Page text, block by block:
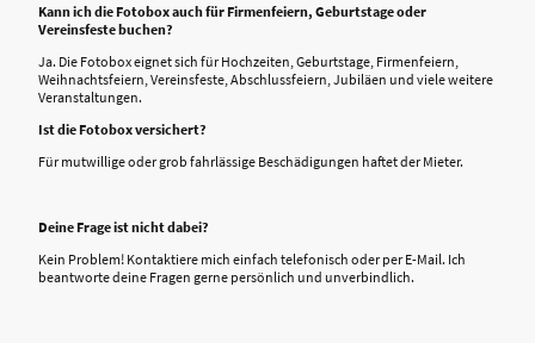
Kann ich die Fotobox auch für Firmenfeiern, Geburtstage oder
Vereinsfeste buchen?
Ja. Die Fotobox eignet sich für Hochzeiten, Geburtstage, Firmenfeiern,
Weihnachtsfeiern, Vereinsfeste, Abschlussfeiern, Jubiläen und viele weitere
Veranstaltungen.
Ist die Fotobox versichert?
Für mutwillige oder grob fahrlässige Beschädigungen haftet der Mieter.
Deine Frage ist nicht dabei?
Kein Problem! Kontaktiere mich einfach telefonisch oder per E-Mail. Ich
beantworte deine Fragen gerne persönlich und unverbindlich.